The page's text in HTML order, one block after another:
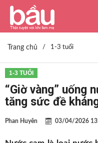
Trang chủ / 1-3 tuổi
1-3 TUỔI
“Giờ vàng” uống
tăng sức đề
Phan Huyên 03/04/2026